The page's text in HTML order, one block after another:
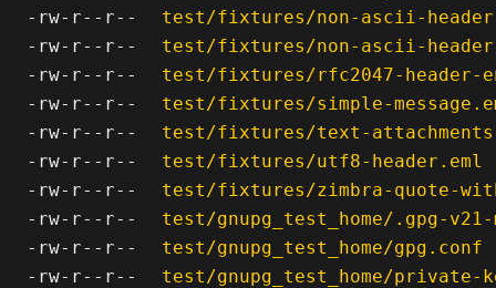
-rw-r--r--
test/fixtures/non-ascii-header-
-rw-r--r--
test/fixtures/non-ascii-
-rw-r--r--
test/fixtures/rfc2047-header-
-rw-r--r--
test/fixtures/simple-
-rw-r--r--
test/fixtures/text-
-rw-r--r--
test/fixtures/utf8-header.eml
-rw-r--r--
test/fixtures/zimbra-quote-
-rw-r--r--
test/gnupg_test_home/.gpg-
-rw-r--r--
test/gnupg_test_home/gpg.conf
-rw-r--r--
test/gnupg_test_home/private-